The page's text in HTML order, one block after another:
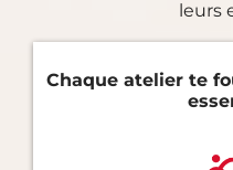
leurs
Chaque atelier te